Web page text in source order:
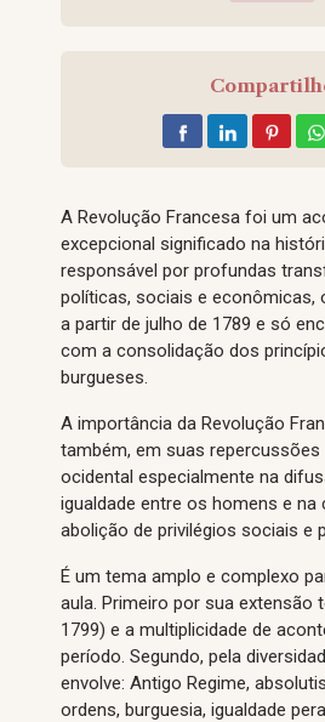
A Revolução Francesa foi um
excepcional significado na
responsável por profundas
políticas, sociais e econômicas,
a partir de julho de 1789 e só
com a consolidação dos
burgueses.
A importância da Revolução
também, em suas repercussões
ocidental especialmente na
igualdade entre os homens e na
abolição de privilégios sociais e
É um tema amplo e complexo
aula. Primeiro por sua extensão
1799) e a multiplicidade de
período. Segundo, pela
envolve: Antigo Regime,
ordens, burguesia, igualdade